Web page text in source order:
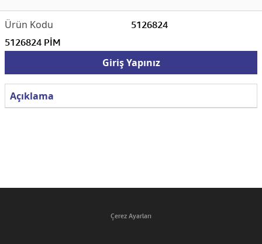
5126824
5126824 PİM
Giriş Yapınız
Açıklama
Çerez Ayarları